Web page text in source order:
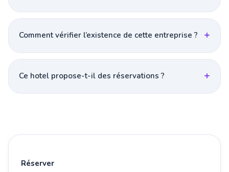
Comment vérifier l’existence de cette entreprise ?
Ce hotel propose-t-il des réservations ?
Réserver